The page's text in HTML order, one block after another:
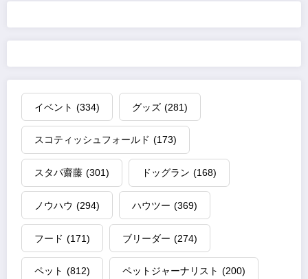
イベント (334) グッズ (281)
スコティッシュフォールド (173)
スタパ齋藤 (301) ドッグラン (168)
ノウハウ (294) ハウツー (369)
フード (171) ブリーダー (274)
ペット (812) ペットジャーナリスト (200)